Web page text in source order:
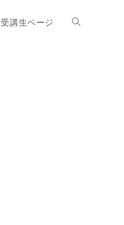
受講生ページ